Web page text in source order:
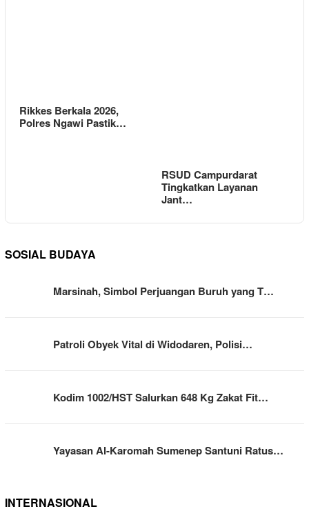
Rikkes Berkala 2026,
Polres Ngawi Pastik…
RSUD Campurdarat
Tingkatkan Layanan
Jant…
SOSIAL BUDAYA
Marsinah, Simbol Perjuangan Buruh yang T…
Patroli Obyek Vital di Widodaren, Polisi…
Kodim 1002/HST Salurkan 648 Kg Zakat Fit…
Yayasan Al-Karomah Sumenep Santuni Ratus…
INTERNASIONAL